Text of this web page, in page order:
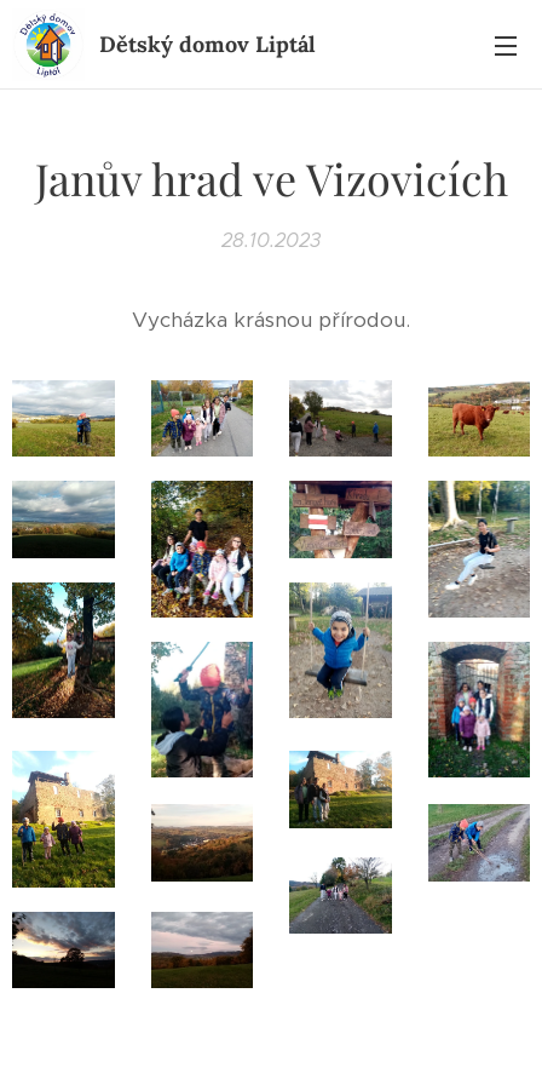
Dětský domov Liptál
Janův hrad ve Vizovicích
28.10.2023
Vycházka krásnou přírodou.